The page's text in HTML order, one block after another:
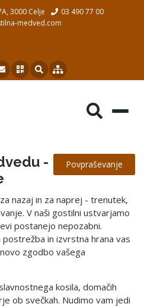
3000 Celje
03 490 77 00
medved.com
Povpraševanje
-
nazaj in za naprej - trenutek,
V naši gostilni ustvarjamo
postanejo nepozabni.
in izvrstna hrana vas
zgodbo vašega
kosila, domačih
ob svečkah. Nudimo vam jedi